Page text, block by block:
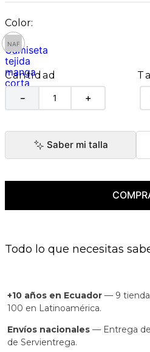
Cantidad
＋
－
Saber mi talla
Todo lo que necesitas
+10 años en Ecuador — 9
100 en Latinoamérica.
Envíos nacionales — Entrega de
de Servientrega.